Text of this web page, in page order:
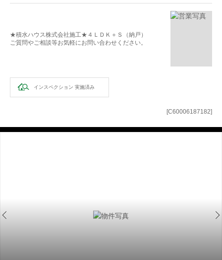
インスペクション 実施済み
[C60006187182]
★積水ハウス株式会社施工★４ＬＤＫ＋Ｓ（納戸）
ご質問やご相談等お気軽にお問い合わせください。